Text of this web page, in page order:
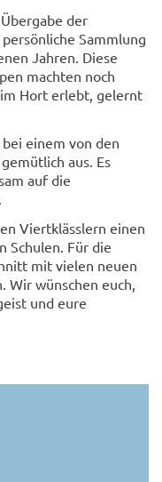
der
Sammlung
Jahren. Diese
machten noch
Hort erlebt, gelernt
einem von den
aus. Es
auf die
Viertklässlern einen
Schulen. Für die
mit vielen neuen
Wir wünschen euch,
und eure